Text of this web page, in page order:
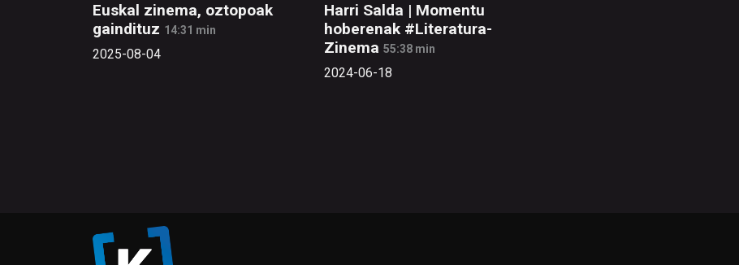
Euskal zinema, oztopoak
gaindituz 14:31 min
2025-08-04
Harri Salda | Momentu
hoberenak #Literatura-
Zinema 55:38 min
2024-06-18